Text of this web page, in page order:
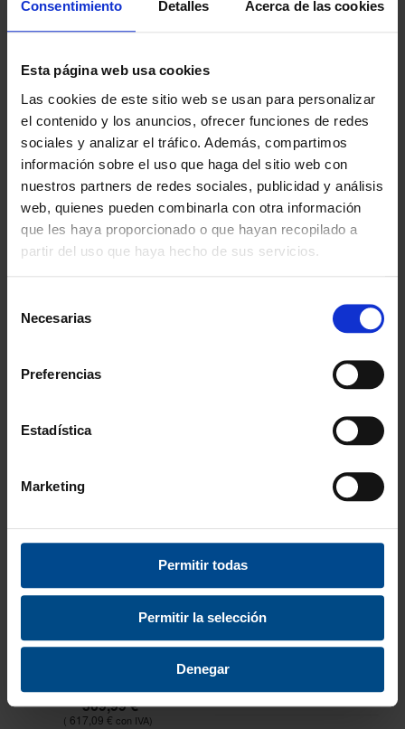
Consentimiento Detalles Acerca de las cookies
Esta página web usa cookies
Las cookies de este sitio web se usan para personalizar
el contenido y los anuncios, ofrecer funciones de redes
sociales y analizar el tráfico. Además, compartimos
información sobre el uso que haga del sitio web con
nuestros partners de redes sociales, publicidad y análisis
web, quienes pueden combinarla con otra información
que les haya proporcionado o que hayan recopilado a
partir del uso que haya hecho de sus servicios.
Necesarias
Preferencias
Estadística
Marketing
Permitir todas
Permitir la selección
Denegar
BICICLETA CICLO
ELÍPTICA BH I.FDC20
1.321,49 €
509,99 €
617,09 €
EQUILIBRIO GALÁPAGO
T3 TRIAL